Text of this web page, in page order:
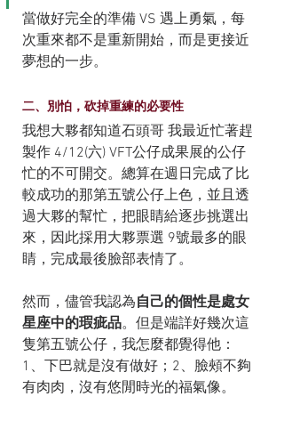
當做好完全的準備 VS 遇上勇氣，每
次重來都不是重新開始，而是更接近
夢想的一步。
二、別怕，砍掉重練的必要性
我想大夥都知道石頭哥 我最近忙著趕
製作 4/12(六) VFT公仔成果展的公仔
忙的不可開交。總算在週日完成了比
較成功的那第五號公仔上色，並且透
過大夥的幫忙，把眼睛給逐步挑選出
來，因此採用大夥票選 9號最多的眼
睛，完成最後臉部表情了。
然而，儘管我認為自己的個性是處女
星座中的瑕疵品。但是端詳好幾次這
隻第五號公仔，我怎麼都覺得他：
1、下巴就是沒有做好；2、臉頰不夠
有肉肉，沒有悠閒時光的福氣像。